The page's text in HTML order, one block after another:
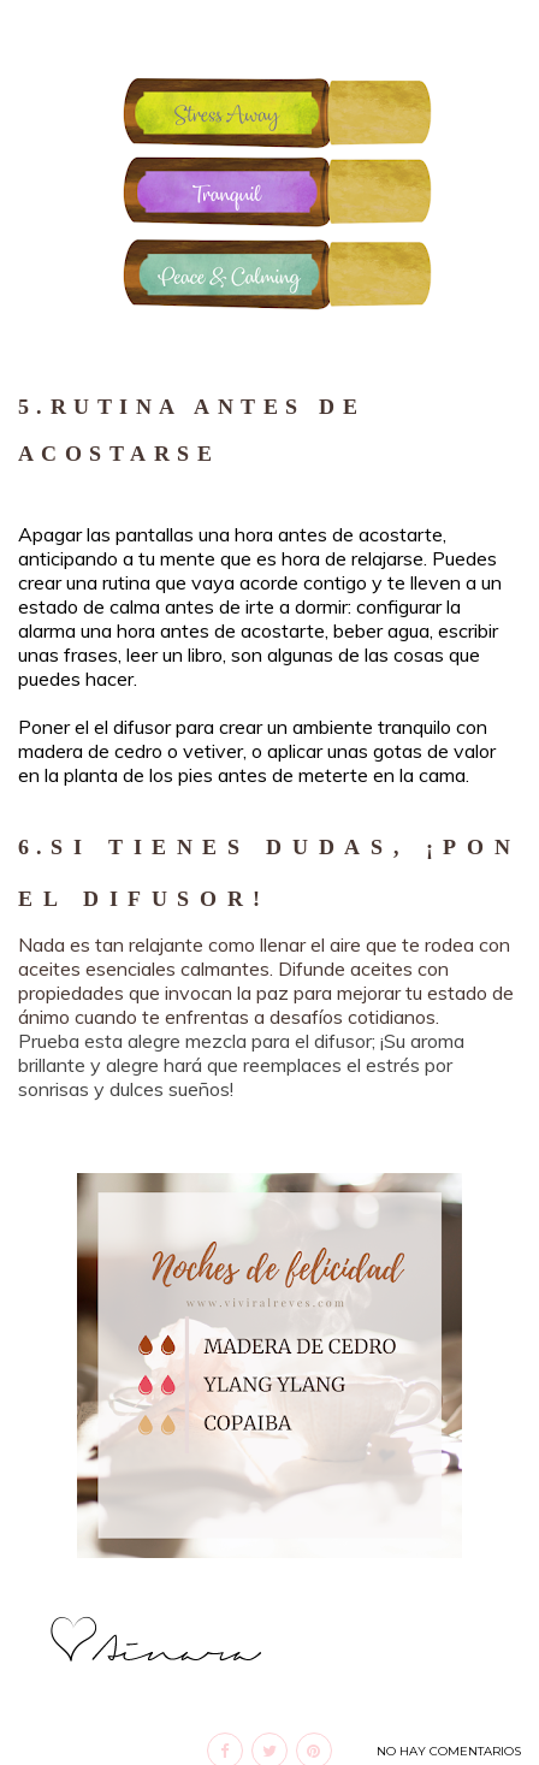
5. RUTINA ANTES DE
ACOSTARSE
Apagar las pantallas una hora antes de acostarte,
anticipando a tu mente que es hora de relajarse. Puedes
crear una rutina que vaya acorde contigo y te lleven a un
estado de calma antes de irte a dormir: configurar la
alarma una hora antes de acostarte, beber agua, escribir
unas frases, leer un libro, son algunas de las cosas que
puedes hacer.
Poner el el difusor para crear un ambiente tranquilo con
madera de cedro o vetiver, o aplicar unas gotas de valor
en la planta de los pies antes de meterte en la cama.
6. SI TIENES DUDAS, ¡PON
EL DIFUSOR!
Nada es tan relajante como llenar el aire que te rodea con
aceites esenciales calmantes. Difunde aceites con
propiedades que invocan la paz para mejorar tu estado de
ánimo cuando te enfrentas a desafíos cotidianos.
Prueba esta alegre mezcla para el difusor; ¡Su aroma
brillante y alegre hará que reemplaces el estrés por
sonrisas y dulces sueños!
NO HAY COMENTARIOS